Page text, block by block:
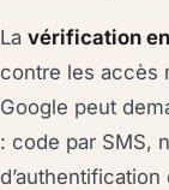
La vérification
contre les accès
Google peut
: code par SMS,